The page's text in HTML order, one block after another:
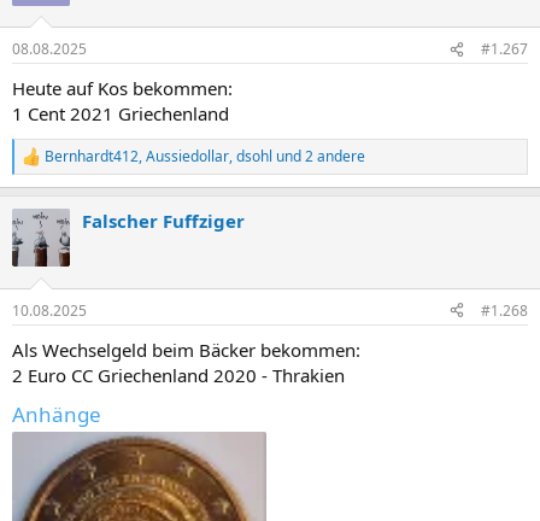
e
:
08.08.2025 #1.267
Heute auf Kos bekommen:
1 Cent 2021 Griechenland
R
e
k
t
e
:
Bernhardt412,Aussiedollar,dsohl und 2 andere
Falscher Fuffziger
10.08.2025 #1.268
Als Wechselgeld beim Bäcker bekommen:
2 Euro CC Griechenland 2020 - Thrakien
Anhänge